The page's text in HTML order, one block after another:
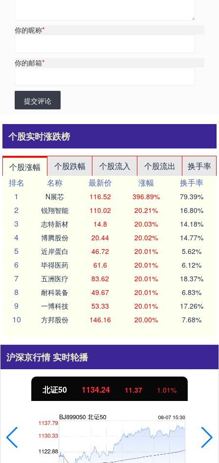
你的昵称*
你的邮箱*
提交评论
个股实时涨跌榜
个股涨幅 个股跌幅 个股流入 个股流出
换手率
排名
名称 最新价 涨幅
换手率
1
N展芯 116.52 396.89% 79.39%
2 锐翔智能 110.02 20.21% 16.80%
3 志特新材 14.8 20.03% 14.18%
4 博腾股份 20.44 20.02% 14.77%
5 近岸蛋白 46.72 20.01% 5.62%
6 毕得医药 61.6 20.01% 6.12%
7 五洲医疗 83.62 20.01% 18.37%
8 耐科装备 49.67 20.01% 6.83%
9 一博科技 53.33 20.01% 17.26%
10 方邦股份 146.16 20.00% 7.68%
沪深京行情 实时轮播
北证50 1134.24 11.37 1.01%